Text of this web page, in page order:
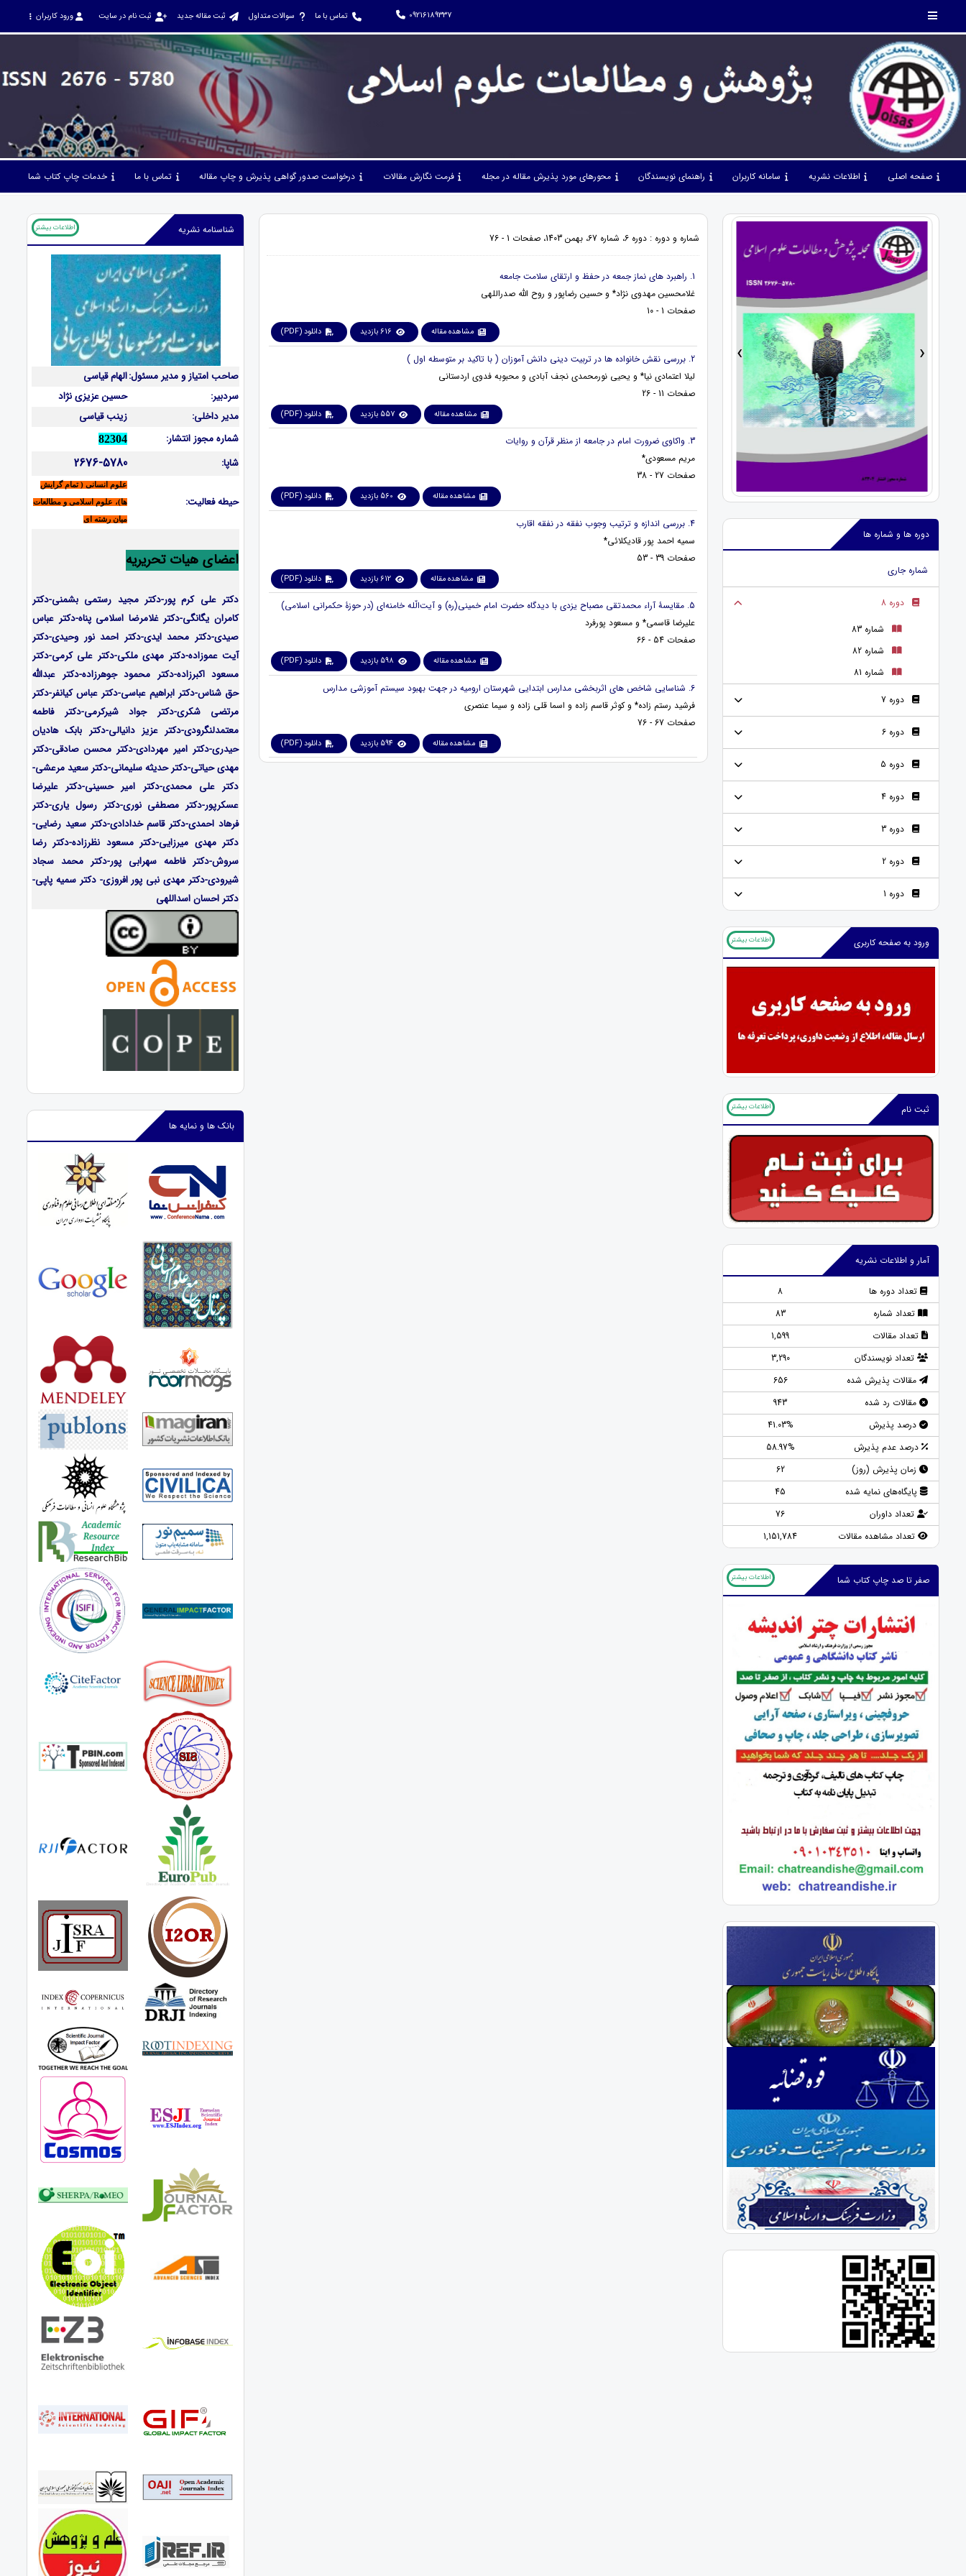
09216189337 تماس با ما سوالات متداول ثبت مقاله جدید ثبت نام در سایت ورود کاربران
صفحه اصلی اطلاعات نشریه سامانه کاربران راهنمای نویسندگان محورهای مورد پذیرش مقاله در مجله فرمت نگارش مقالات درخواست صدور گواهی پذیرش و چاپ مقاله تماس با ما خدمات چاپ کتاب شما
› ‹
دوره ها و شماره ها
شماره جاری
دوره 8
شماره 83
شماره 82
شماره 81
دوره 7
دوره 6
دوره 5
دوره 4
دوره 3
دوره 2
دوره 1
ورود به صفحه کاربری اطلاعات بیشتر
ثبت نام اطلاعات بیشتر
آمار و اطلاعات نشریه
تعداد دوره ها
8
تعداد شماره
83
تعداد مقالات
1,599
تعداد نویسندگان
3,290
مقالات پذیرش شده
656
مقالات رد شده
943
درصد پذیرش
41.03%
درصد عدم پذیرش
58.97%
زمان پذیرش (روز)
62
پایگاه‌های نمایه شده
45
تعداد داوران
76
تعداد مشاهده مقالات
1,151,784
صفر تا صد چاپ کتاب شما اطلاعات بیشتر
شماره و دوره : دوره 6، شماره 67، بهمن 1403، صفحات 1 - 76
1. راهبرد های نماز جمعه در حفظ و ارتقای سلامت جامعه
غلامحسین مهدوی نژاد* و حسین رضاپور و روح الله صدراللهی
صفحات 1 - 10
مشاهده مقاله 616 بازدید دانلود (PDF)
2. بررسی نقش خانواده ها در تربیت دینی دانش آموزان ( با تاکید بر متوسطه اول )
لیلا اعتمادی نیا* و یحیی نورمحمدی نجف آبادی و محبوبه فدوی اردستانی
صفحات 11 - 26
مشاهده مقاله 557 بازدید دانلود (PDF)
3. واکاوی ضرورت امام در جامعه از منظر قرآن و روایات
مریم مسعودی*
صفحات 27 - 38
مشاهده مقاله 560 بازدید دانلود (PDF)
4. بررسی اندازه و ترتیب وجوب نفقه در نفقه اقارب
سمیه احمد پور قادیکلائی*
صفحات 39 - 53
مشاهده مقاله 612 بازدید دانلود (PDF)
5. مقایسۀ آراء محمدتقی مصباح یزدی با دیدگاه حضرت امام خمینی(ره) و آیت‌الّله خامنه‌ای (در حوزۀ حکمرانی اسلامی)
علیرضا قاسمی* و مسعود پورفرد
صفحات 54 - 66
مشاهده مقاله 598 بازدید دانلود (PDF)
6. شناسایی شاخص های اثربخشی مدارس ابتدایی شهرستان ارومیه در جهت بهبود سیستم آموزشی مدارس
فرشید رستم زاده* و کوثر قاسم زاده و اسما قلی زاده و سیما عنصری
صفحات 67 - 76
مشاهده مقاله 594 بازدید دانلود (PDF)
شناسنامه نشریه اطلاعات بیشتر
صاحب امتیاز و مدیر مسئول:الهام قیاسی
سردبیر:
حسین عزیزی نژاد
مدیر داخلی:
زینب قیاسی
شماره مجوز انتشار:
82304
شاپا: 2676-5780
حیطه فعالیت:
علوم انسانی ( تمام گرایش
ها)، علوم اسلامی و مطالعات
میان رشته ای
اعضای هیات تحریریه
دکتر علی کرم پور-دکتر مجید رستمی بشمنی-دکتر
کامران یگانگی-دکتر غلامرضا اسلامی پناه-دکتر عباس
صیدی-دکتر محمد ایدی-دکتر احمد نور وحیدی-دکتر
آیت عموزاده-دکتر مهدی ملکی-دکتر علی کرمی-دکتر
مسعود اکبرزاده-دکتر محمود جوهرزاده-دکتر عبدالله
حق شناس-دکتر ابراهیم عباسی-دکتر عباس کیانفر-دکتر
مرتضی شکری-دکتر جواد شیرکرمی-دکتر فاطمه
معتمدلنگرودی-دکتر عزیز دانیالی-دکتر بابک هادیان
حیدری-دکتر امیر مهردادی-دکتر محسن صادقی-دکتر
مهدی حیاتی-دکتر حدیثه سلیمانی-دکتر سعید مرعشی-
دکتر علی محمدی-دکتر امیر حسینی-دکتر علیرضا
عسکرپور-دکتر مصطفی نوری-دکتر رسول یاری-دکتر
فرهاد احمدی-دکتر قاسم خدادادی-دکتر سعید رضایی-
دکتر مهدی میرزایی-دکتر مسعود نظرزاده-دکتر رضا
سروش-دکتر فاطمه سهرابی پور-دکتر محمد سجاد
شیرودی-دکتر مهدی نبی پور افروزی- دکتر سمیه پاپی-
دکتر احسان اسداللهی
بانک ها و نمایه ها